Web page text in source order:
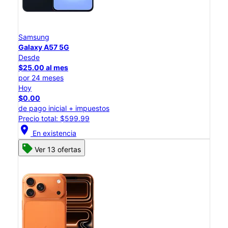
Samsung
Galaxy A57 5G
Desde
$25.00 al mes
por 24 meses
Hoy
$0.00
de pago inicial + impuestos
Precio total: $599.99
location_on En existencia
Ver 13 ofertas